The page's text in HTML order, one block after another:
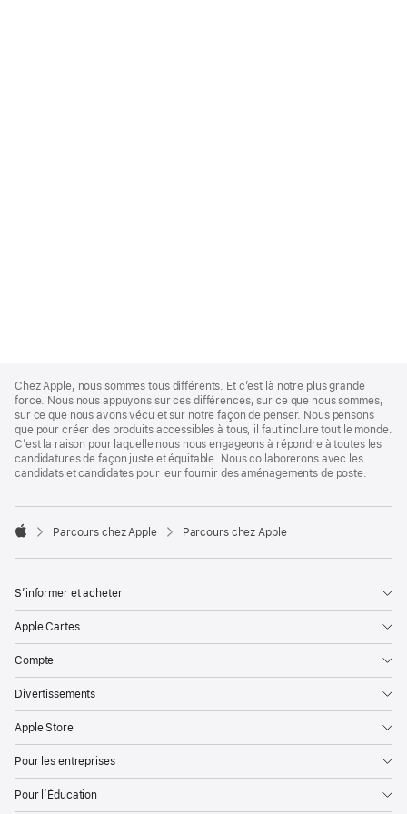
Footer
Chez Apple, nous sommes tous différents. Et c’est là notre plus grande
force. Nous nous appuyons sur ces différences, sur ce que nous sommes,
sur ce que nous avons vécu et sur notre façon de penser. Nous pensons
que pour créer des produits accessibles à tous, il faut inclure tout le monde.
C’est la raison pour laquelle nous nous engageons à répondre à toutes les
candidatures de façon juste et équitable. Nous collaborerons avec les
candidats et candidates pour leur fournir des aménagements de poste.

Parcours chez Apple Parcours chez Apple
S’informer et acheter
Apple Cartes
Compte
Divertissements
Apple Store
Pour les entreprises
Pour l’Éducation